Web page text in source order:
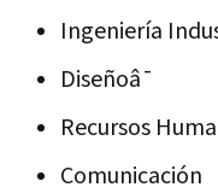
Ingeniería
Diseñoâ¯
Recursos
Comunicación